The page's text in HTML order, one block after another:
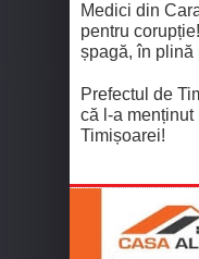
Medici din
pentru
șpagă, în plină
Prefectul de
că l-a menținut
Timișoarei!